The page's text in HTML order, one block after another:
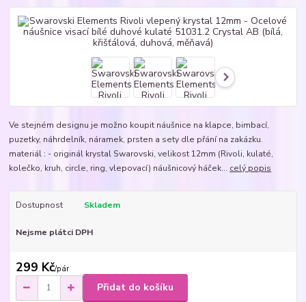
Ve stejném designu je možno koupit náušnice na klapce, bimbací,
puzetky, náhrdelník, náramek, prsten a sety dle přání na zakázku.
materiál : - originál krystal Swarovski, velikost 12mm (Rivoli, kulaté,
kolečko, kruh, circle, ring, vlepovací) náušnicový háček... celý popis
Dostupnost Skladem
Nejsme plátci DPH
299 Kč/pár
Přidat do košíku